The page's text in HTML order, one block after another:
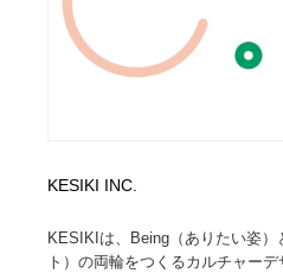
KESIKI INC.
KESIKIは、Being（ありたい姿）
ト）の両輪をつくるカルチャー